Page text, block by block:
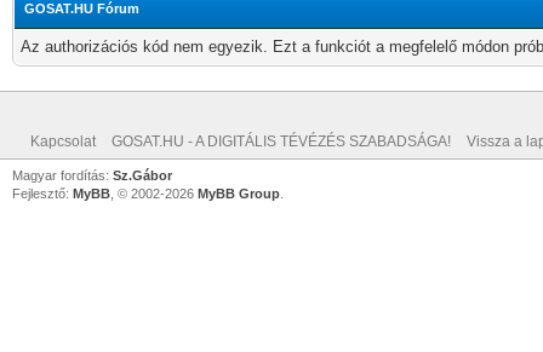
GOSAT.HU Fórum
Az authorizációs kód nem egyezik. Ezt a funkciót a megfelelő módon
Kapcsolat GOSAT.HU - A DIGITÁLIS TÉVÉZÉS SZABADSÁGA! Vissza a
Magyar fordítás: Sz.Gábor
Fejlesztő: MyBB , © 2002-2026 MyBB Group